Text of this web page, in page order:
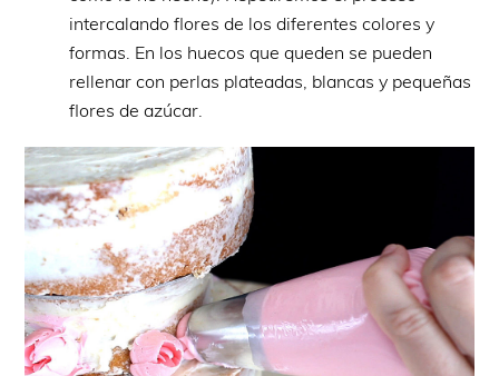
intercalando flores de los diferentes colores y
formas. En los huecos que queden se pueden
rellenar con perlas plateadas, blancas y pequeñas
flores de azúcar.